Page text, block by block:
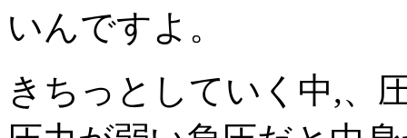
いんですよ。
きちっとしていく中,、